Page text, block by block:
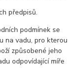
předpisů.
podmínek se
na vadu, pro kterou
způsobené jeho
odpovídající míře